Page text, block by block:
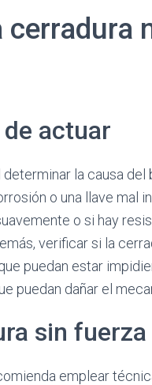
cerradura
actuar
la causa del
o una llave mal
o si hay
verificar si la
puedan estar
puedan dañar el
sin fuerza
emplear